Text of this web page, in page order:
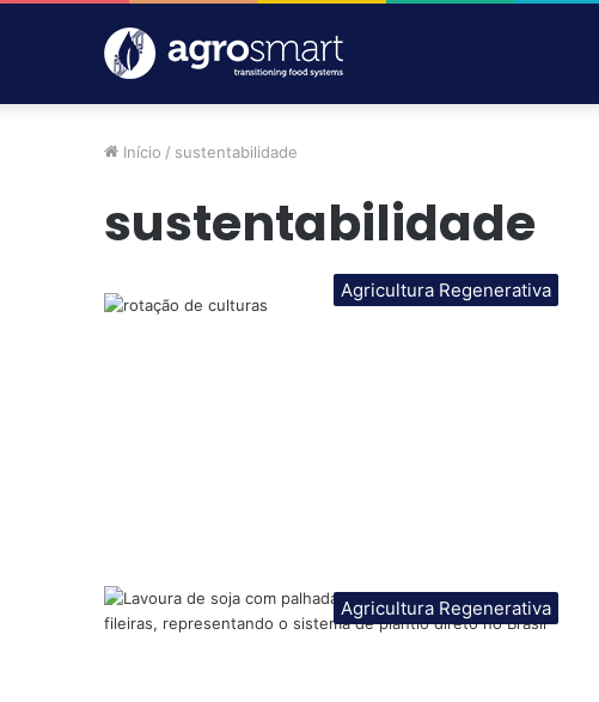
Início / sustentabilidade
sustentabilidade
Agricultura Regenerativa
Agricultura Regenerativa